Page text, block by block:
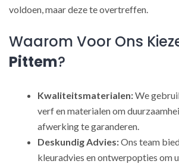
voldoen, maar deze te overtreffen.
Waarom Voor Ons
Pittem?
Kwaliteitsmaterialen:We
verf en materialen om
afwerking te garanderen.
Deskundig Advies:Ons team
kleuradvies en ontwerpopties om